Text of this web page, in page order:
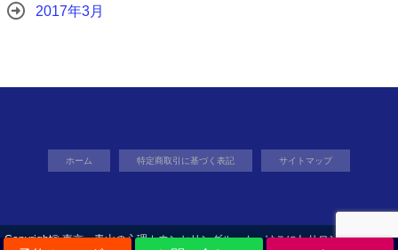
2017年3月
ホーム 特定商取引に基づく表記 サイトマップ
Copyright©東京・青山の心理カウンセリングルーム はこにわサロン東京, 2018